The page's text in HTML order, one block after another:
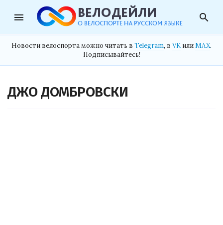
menu search
Новости велоспорта можно читать в Telegram, в VK илиMAX.
Подписывайтесь!
ДЖО ДОМБРОВСКИ